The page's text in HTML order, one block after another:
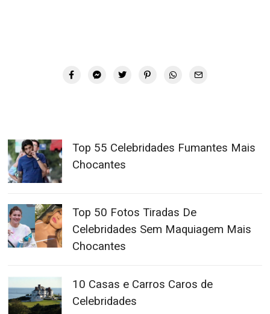
Top 55 Celebridades Fumantes Mais
Chocantes
Top 50 Fotos Tiradas De
Celebridades Sem Maquiagem Mais
Chocantes
10 Casas e Carros Caros de
Celebridades